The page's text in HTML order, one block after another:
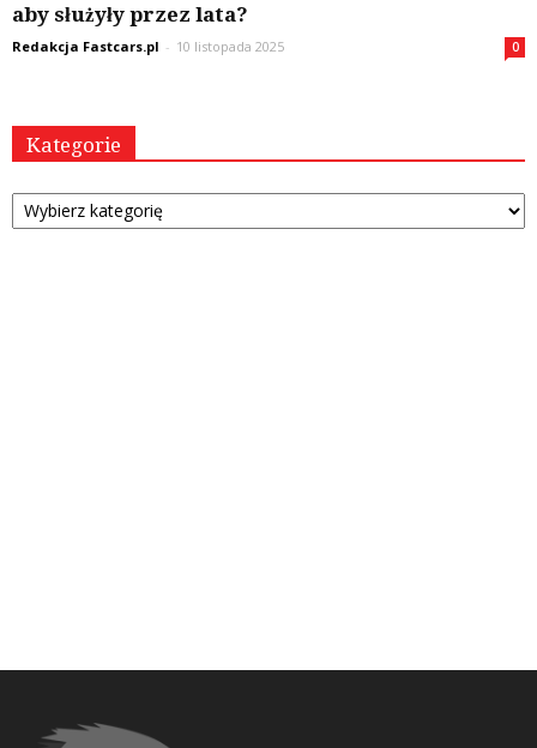
aby służyły przez lata?
Redakcja Fastcars.pl - 10 listopada 2025 0
Kategorie
Kategorie